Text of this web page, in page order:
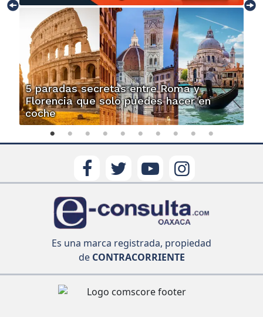
5 paradas secretas entre Roma y
Florencia que solo puedes hacer en
coche
Es una marca registrada, propiedad
deCONTRACORRIENTE